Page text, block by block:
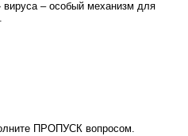
вируса – особый механизм для
ПРОПУСК вопросом.